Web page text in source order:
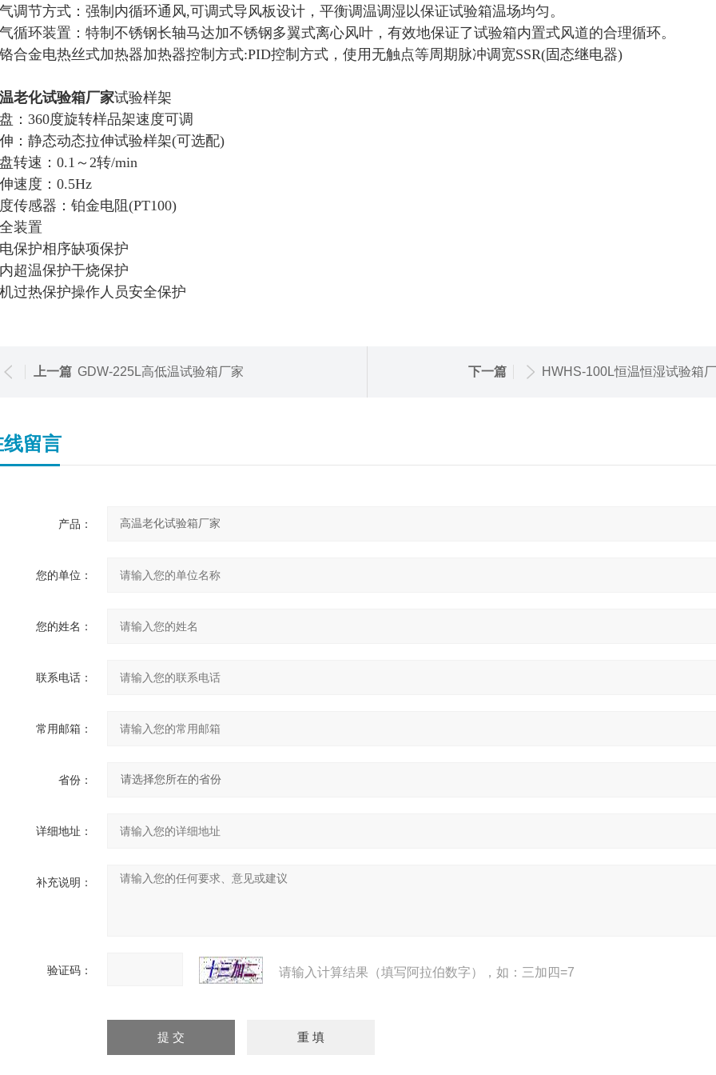
调节方式：强制内循环通风,可调式导风板设计，平衡调温调湿以保证试验箱温场均匀。
循环装置：特制不锈钢长轴马达加不锈钢多翼式离心风叶，有效地保证了试验箱内置式风道的合理循环。
合金电热丝式加热器加热器控制方式:PID控制方式，使用无触点等周期脉冲调宽SSR(固态继电器)
老化试验箱厂家试验样架
：360度旋转样品架速度可调
：静态动态拉伸试验样架(可选配)
转速：0.1～2转/min
速度：0.5Hz
传感器：铂金电阻(PT100)
装置
保护相序缺项保护
超温保护干烧保护
过热保护操作人员安全保护
上一篇 GDW-225L高低温试验箱厂家 下一篇 HWHS-100L恒温恒湿试验箱
线留言
产品：
您的单位：
您的姓名：
联系电话：
常用邮箱：
省份：
详细地址：
补充说明：
验证码： 请输入计算结果（填写阿拉伯数字），如：三加四=7